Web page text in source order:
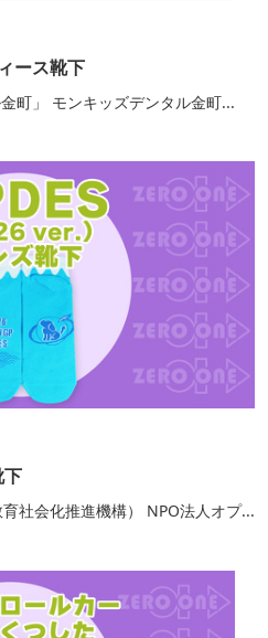
ース靴下
町」 モンキッズデンタル金町...
下
社会化推進機構） NPO法人オプ...